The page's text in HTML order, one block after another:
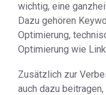
wichtig, eine
Dazu gehören
Optimierung,
Optimierung wie
Zusätzlich zur
auch dazu